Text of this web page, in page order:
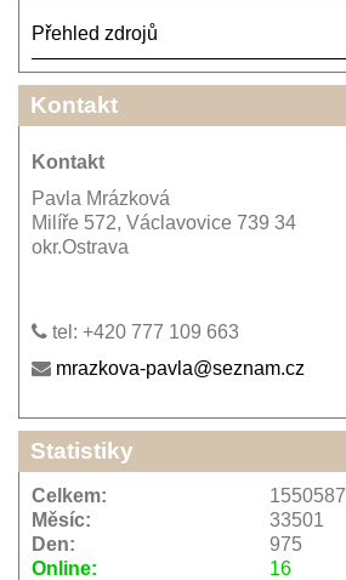
Přehled zdrojů
Kontakt
Kontakt
Pavla Mrázková
Milíře 572, Václavovice 739 34
okr.Ostrava
tel: +420 777 109 663
mrazkova-pavla@seznam.cz
Statistiky
Online: 16
Celkem:
1550587
Měsíc:
33501
Den:
975